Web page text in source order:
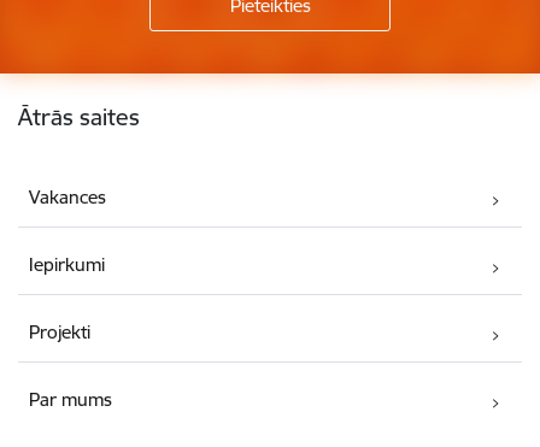
Kājene
Ātrās saites
Vakances
Iepirkumi
Projekti
Par mums